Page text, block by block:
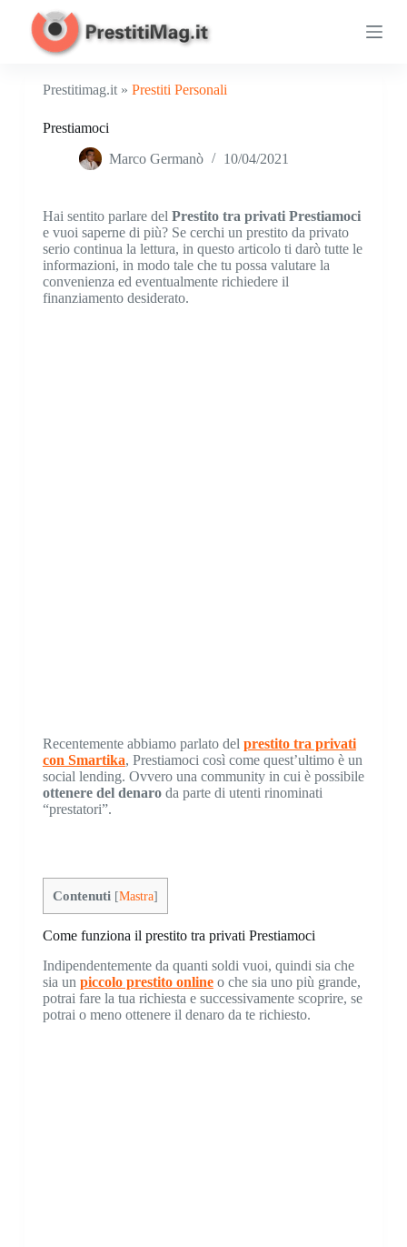
Prestitimag.it » Prestiti Personali
Prestiamoci
Marco Germanò 10/04/2021
Hai sentito parlare del Prestito tra privati Prestiamoci
e vuoi saperne di più? Se cerchi un prestito da privato
serio continua la lettura, in questo articolo ti darò tutte le
informazioni, in modo tale che tu possa valutare la
convenienza ed eventualmente richiedere il
finanziamento desiderato.
Recentemente abbiamo parlato del prestito tra privati
con Smartika, Prestiamoci così come quest’ultimo è un
social lending. Ovvero una community in cui è possibile
ottenere del denaroda parte di utenti rinominati
“prestatori”.
Contenuti [Mastra]
Come funziona il prestito tra privati Prestiamoci
Indipendentemente da quanti soldi vuoi, quindi sia che
sia un piccolo prestito onlineo che sia uno più grande,
potrai fare la tua richiesta e successivamente scoprire, se
potrai o meno ottenere il denaro da te richiesto.